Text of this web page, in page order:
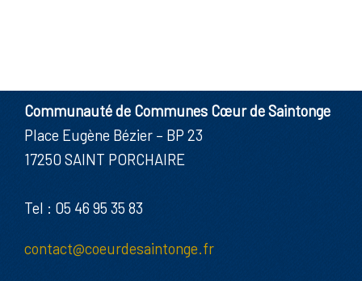
Communauté de Communes Cœur de Saintonge
Place Eugène Bézier – BP 23
17250 SAINT PORCHAIRE
Tel : 05 46 95 35 83
contact@coeurdesaintonge.fr